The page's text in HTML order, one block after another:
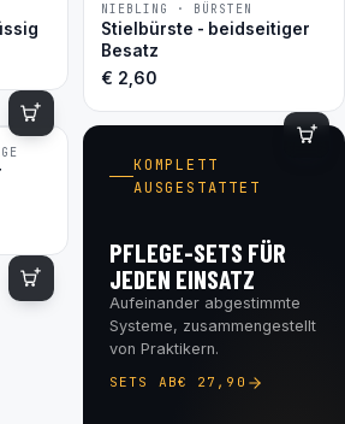
BESTSELLER
NIEBLING · BÜRSTEN
Stielbürste - beidseitiger
Besatz
€ 2,60
KOMPLETT
AUSGESTATTET
PFLEGE-SETS FÜR
JEDEN EINSATZ
Aufeinander abgestimmte
Systeme, zusammengestellt
von Praktikern.
SETS AB€ 27,90